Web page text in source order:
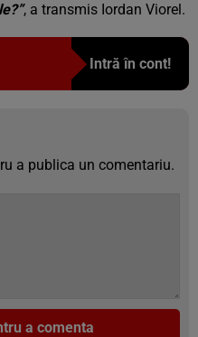
, a transmis Iordan Viorel.
Intră în cont!
a publica un comentariu.
a comenta